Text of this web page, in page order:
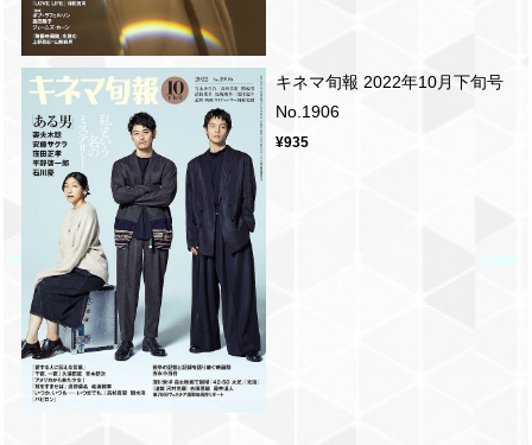
キネマ旬報 2022年10月下旬号
No.1906
¥935